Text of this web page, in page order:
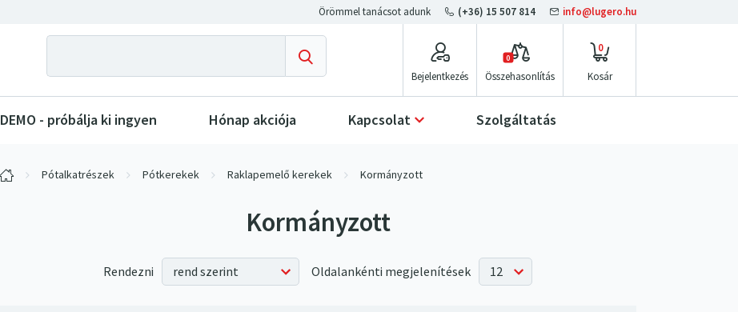
Bejelentkezés Összehasonlítás
0
0
DEMO - próbálja ki ingyen Hónap akciója Kapcsolat Szolgáltatás
(+36) 15 507 814 info@lugero.hu
Pótalkatrészek Pótkerekek Raklapemelő kerekek Kormányzott
Kormányzott
Rendezni Oldalankénti megjelenítések